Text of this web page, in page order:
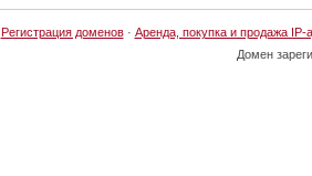
Регистрация доменов· Аренда, покупка и продажа IP-
Домен